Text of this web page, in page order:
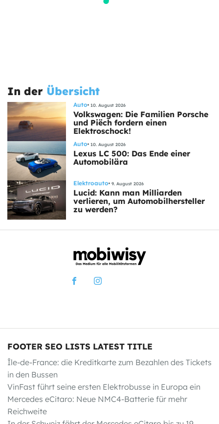
In der Übersicht
Auto 10. August 2026
Volkswagen: Die Familien Porsche
und Piëch fordern einen
Elektroschock!
Auto 10. August 2026
Lexus LC 500: Das Ende einer
Automobilära
Elektroauto 9. August 2026
Lucid: Kann man Milliarden
verlieren, um Automobilhersteller
zu werden?
FOOTER SEO LISTS LATEST TITLE
Île-de-France: die Kreditkarte zum Bezahlen des Tickets
in den Bussen
VinFast führt seine ersten Elektrobusse in Europa ein
Mercedes eCitaro: Neue NMC4-Batterie für mehr
Reichweite